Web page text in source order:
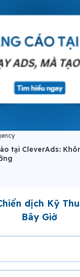
tại CleverAds:
dịch Kỹ
Bây Giờ